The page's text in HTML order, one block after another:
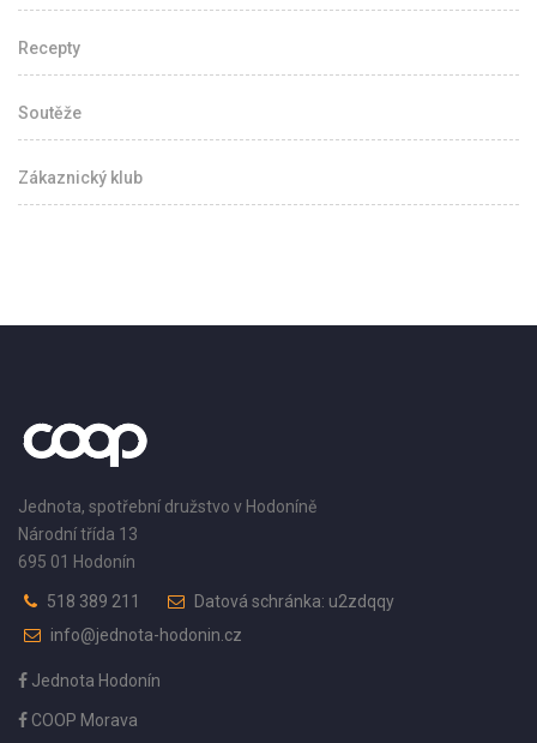
Recepty
Soutěže
Zákaznický klub
Jednota, spotřební družstvo v Hodoníně
Národní třída 13
695 01 Hodonín
518 389 211
Datová schránka: u2zdqqy
info@jednota-hodonin.cz
Jednota Hodonín
COOP Morava